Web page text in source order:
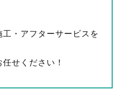
・アフターサービスを
せください！